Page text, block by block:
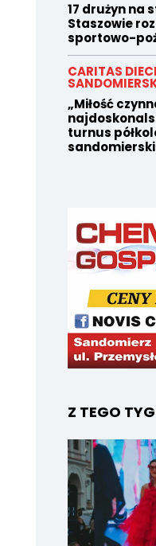
17 drużyn na
Staszowie
sportowo-
CARITAS
„Miłość
turnus
Z TEGO